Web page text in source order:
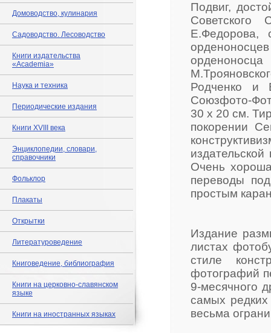
Домоводство, кулинария
Садоводство. Лесоводство
Книги издательства
«Academia»
Наука и техника
Периодические издания
Книги XVIII века
Энциклопедии, словари,
справочники
Фольклор
Плакаты
Открытки
Литературоведение
Книговедение, библиография
Книги на церковно-славянском
языке
Книги на иностранных языках
Подвиг,
Е.Федорова,
Родченко и
Союзфото-
30 х 20 см.
покорении
Очень
переводы
простым
Издание
листах
стиле
фотографий
9-месячного
самых
весьма